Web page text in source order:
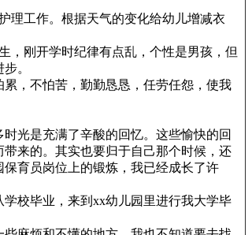
理工作。根据天气的变化给幼儿增减衣
，刚开学时纪律有点乱，个性是男孩，但
。
，不怕苦，勤勤恳恳，任劳任怨，使我
光是充满了辛酸的回忆。这些愉快的回
来的。其实也要归于自己那个时候，还
育员岗位上的锻炼，我已经成长了许
校毕业，来到xx幼儿园里进行我大学毕